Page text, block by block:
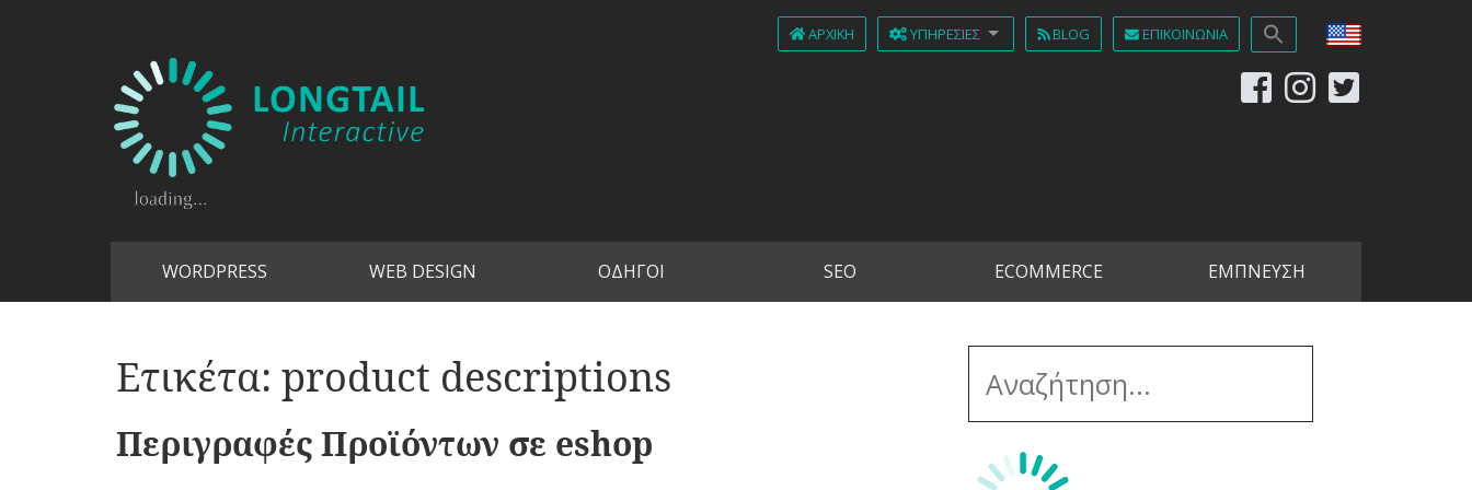
ΑΡΧΙΚΉ ΥΠΗΡΕΣΊΕΣ BLOG ΕΠΙΚΟΙΝΩΝΊΑ
WORDPRESS WEB DESIGN ΟΔΗΓΟΙ SEO ECOMMERCE ΕΜΠΝΕΥΣΗ
Ετικέτα: product descriptions
Περιγραφές Προϊόντων σε eshop